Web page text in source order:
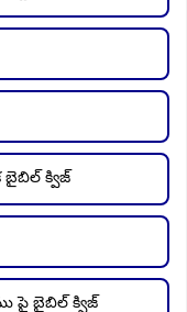
బైబిల్ క్విజ్
పై బైబిల్ క్విజ్